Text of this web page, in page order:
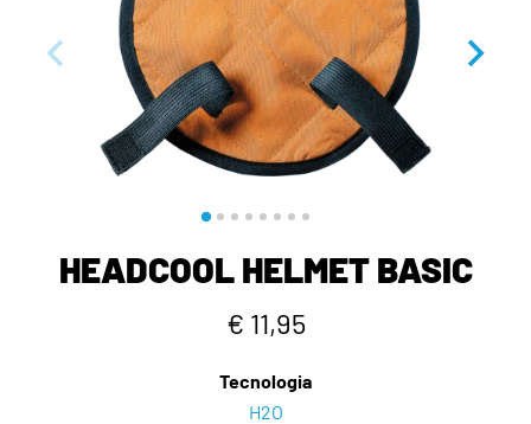
HEADCOOL HELMET BASIC
€ 11,95
Tecnologia
H2O